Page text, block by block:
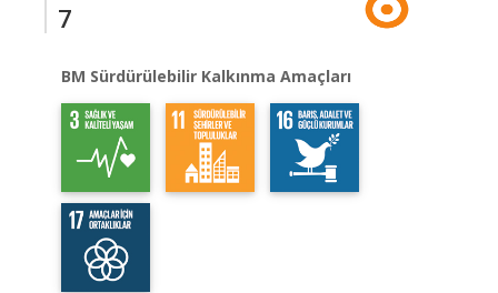
7
BM Sürdürülebilir Kalkınma Amaçları